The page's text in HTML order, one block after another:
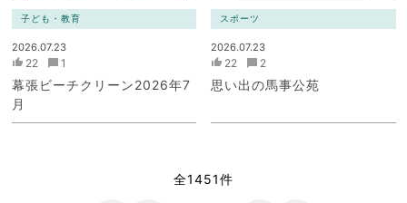
子ども・教育
2026.07.23
22 1
幕張ビーチクリーン2026年7
月
スポーツ
2026.07.23
22 2
思い出の馬事公苑
全1451件